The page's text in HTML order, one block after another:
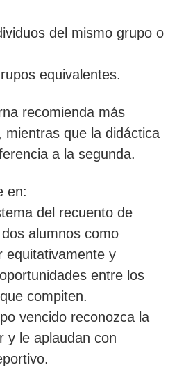
del mismo grupo o
equivalentes.
recomienda más
mientras que la didáctica
a la segunda.
en:
del recuento de
alumnos como
equitativamente y
entre los
compiten.
vencido reconozca la
y le aplaudan con